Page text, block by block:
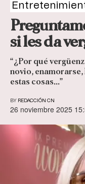
si les da
“¿Por qué
novio,
estas cosas...”
BY REDACCIÓN CN
26 noviembre 2025